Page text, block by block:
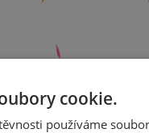
cookie.
používáme